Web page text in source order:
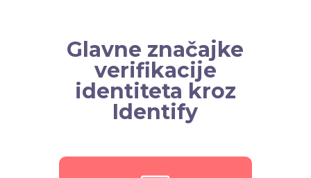
Glavne značajke
verifikacije
identiteta kroz
Identify